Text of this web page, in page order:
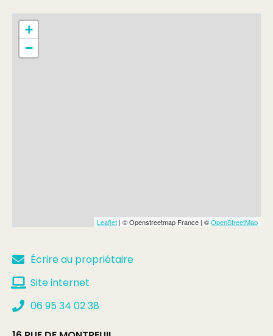
+
−
Leaflet | © Openstreetmap France | ©OpenStreetMap
Écrire au propriétaire
Site internet
06 95 34 02 38